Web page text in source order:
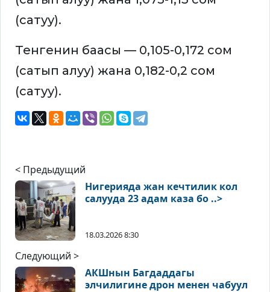
(сатуу).
Тенгенин баасы — 0,105-0,172 сом
(сатып алуу) жана 0,182-0,2 сом
(сатуу).
< Предыдущий
Нигерияда жан кечтилик кол
салууда 23 адам каза бо ..>
18.03.2026 8:30
Следующий >
АКШнын Багдаддагы
элчилигине дрон менен чабуул